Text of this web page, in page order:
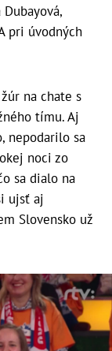
pri úvodných
na chate s
tímu. Aj
nepodarilo sa
noci zo
sa dialo na
ujsť aj
Slovensko už